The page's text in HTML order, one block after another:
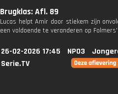
Brugklas: Afl. 89
Lucas helpt Amir door stiekem zijn
een voldoende te veranderen op
26-02-2026 17:45 NPO3
Serie.TV